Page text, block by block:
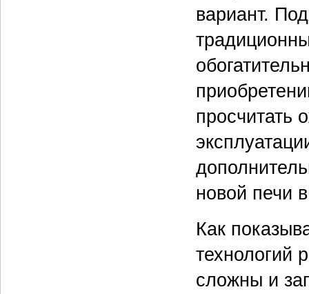
вариант.
просчитать
новой печи
Как
технологий
сложны и